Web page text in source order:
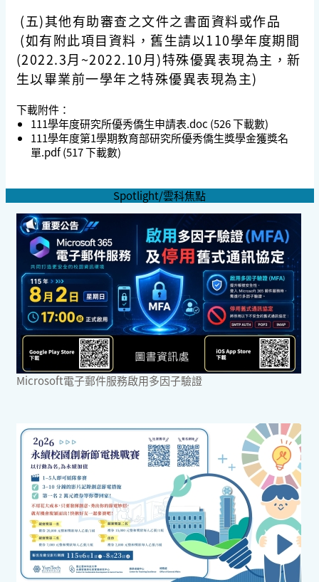
(五)其他有助審查之文件之書面資料或作品
(如有附此項目資料，舊生請以110學年度期間
(2022.3月~2022.10月)特殊優異表現為主，新
生以畢業前一學年之特殊優異表現為主)
下載附件：
111學年度研究所優秀僑生申請表.doc (526 下載數)
111學年度第1學期教育部研究所優秀僑生獎學金獲獎名
單.pdf (517 下載數)
Spotlight/雲科焦點
Microsoft電子郵件服務啟用多因子驗證